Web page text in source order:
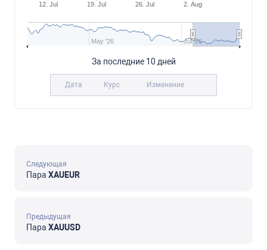
12. Jul 19. Jul 26. Jul 2. Aug
May '26 Jul '26
За последние 10 дней
Дата Курс Изменение
Следующая
Пара XAUEUR
Предыдущая
Пара XAUUSD